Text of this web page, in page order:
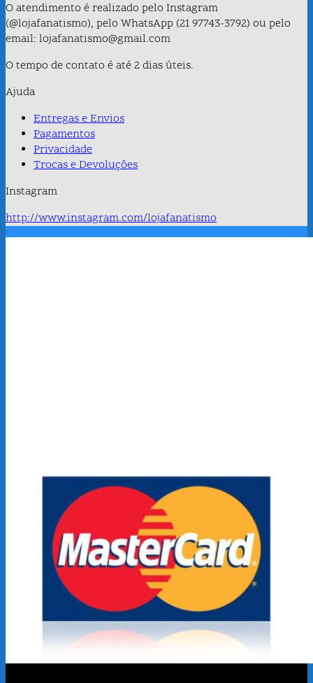
O atendimento é realizado pelo Instagram
(@lojafanatismo), pelo WhatsApp (21 97743-3792) ou pelo
email: lojafanatismo@gmail.com
O tempo de contato é até 2 dias úteis.
Ajuda
Entregas e Envios
Pagamentos
Privacidade
Trocas e Devoluções
Instagram
http://www.instagram.com/lojafanatismo